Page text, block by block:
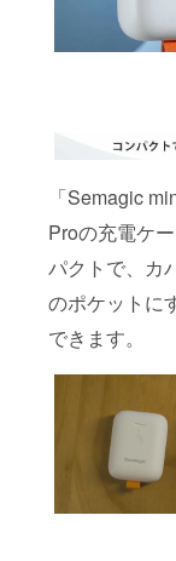
「Semagic
Proの充電ケ
パクトで、カ
のポケットに
できます。